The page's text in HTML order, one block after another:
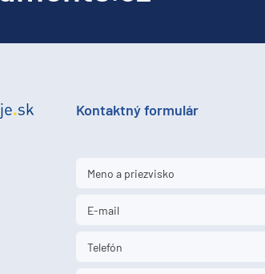
Kontaktný formulár